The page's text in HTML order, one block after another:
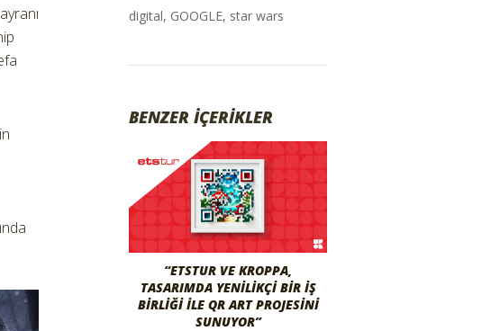
digital, GOOGLE, star wars
BENZER İÇERİKLER
“ETSTUR VE KROPPA,
TASARIMDA YENILIKÇI BIR İŞ
BIRLIĞI ILE QR ART PROJESINI
SUNUYOR”